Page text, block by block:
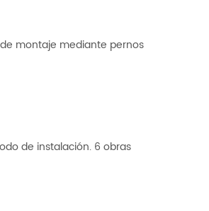
montaje mediante pernos
de instalación. 6 obras